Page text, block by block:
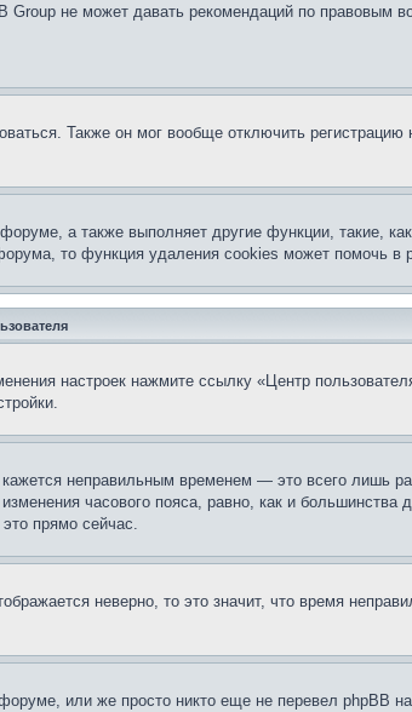
не может давать рекомендаций по правовым
Также он мог вообще отключить
а также выполняет другие функции, такие,
то функция удаления cookies может помочь в
настроек нажмите ссылку «Центр
неправильным временем — это всего лишь
часового пояса, равно, как и большинства
прямо сейчас.
неверно, то это значит, что время
или же просто никто еще не перевел phpBB